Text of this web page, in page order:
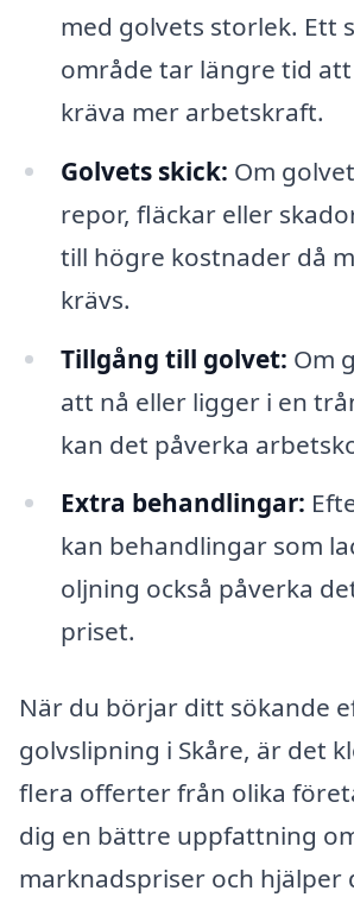
med golvets storlek. Ett
område tar längre tid att
kräva mer arbetskraft.
Golvets skick: Om
repor, fläckar eller
till högre kostnader då
krävs.
Tillgång till golvet: Om
att nå eller ligger i en
kan det påverka
Extra behandlingar:
kan behandlingar som
oljning också påverka
priset.
När du börjar ditt sökande
golvslipning i Skåre, är det
flera offerter från olika
dig en bättre uppfattning
marknadspriser och hjälper